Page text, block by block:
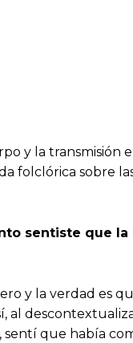
y la transmisión
folclórica sobre
sentiste que la
y la verdad es
al
que había